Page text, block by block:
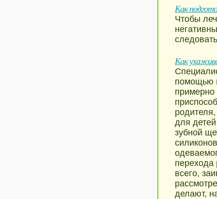
Как
Чтобы
Как
помощью
для
зубной
перехода
всего,
делают,